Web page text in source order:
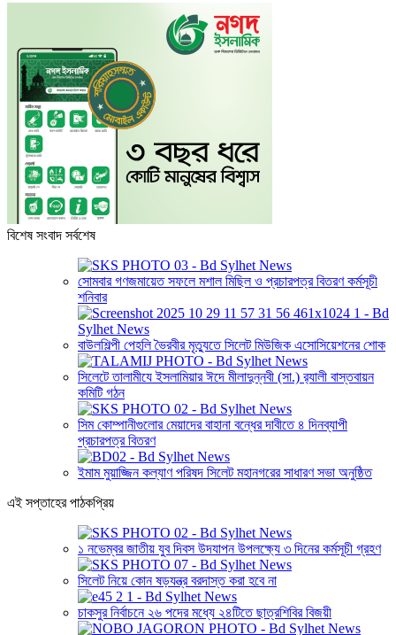
বিশেষ সংবাদ সর্বশেষ
সোমবার গণজমায়েত সফলে মশাল মিছিল ও প্রচারপত্র বিতরণ কর্মসূচী
শনিবার
বাউলশিল্পী পেহলি ভৈরবীর মৃত্যুতে সিলেট মিউজিক এসোসিয়েশনের শোক
সিলেটে তালামীযে ইসলামিয়ার ঈদে মীলাদুন্নবী (সা.) র‌্যালী বাস্তবায়ন
কমিটি গঠন
সিম কোম্পানীগুলোর মেয়াদের বাহানা বন্ধের দাবীতে ৪ দিনব্যাপী
প্রচারপত্র বিতরণ
ইমাম মুয়াজ্জিন কল্যাণ পরিষদ সিলেট মহানগরের সাধারণ সভা অনুষ্ঠিত
এই সপ্তাহের পাঠকপ্রিয়
১ নভেম্বর জাতীয় যুব দিবস উদযাপন উপলক্ষ্যে ৩ দিনের কর্মসূচী গ্রহণ
সিলেট নিয়ে কোন ষড়যন্ত্র বরদাস্ত করা হবে না
চাকসুর নির্বাচনে ২৬ পদের মধ্যে ২৪টিতে ছাত্রশিবির বিজয়ী